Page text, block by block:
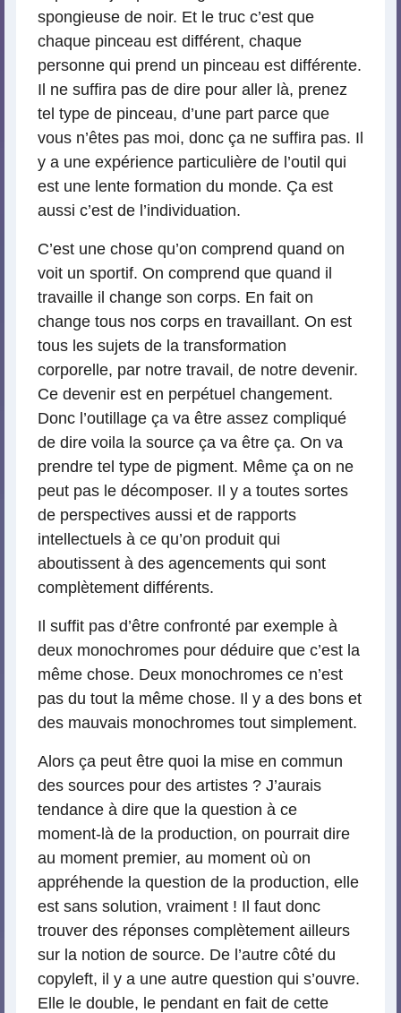
spongieuse de noir. Et le truc c’est que
chaque pinceau est différent, chaque
personne qui prend un pinceau est différente.
Il ne suffira pas de dire pour aller là, prenez
tel type de pinceau, d’une part parce que
vous n’êtes pas moi, donc ça ne suffira pas. Il
y a une expérience particulière de l’outil qui
est une lente formation du monde. Ça est
aussi c’est de l’individuation.
C’est une chose qu’on comprend quand on
voit un sportif. On comprend que quand il
travaille il change son corps. En fait on
change tous nos corps en travaillant. On est
tous les sujets de la transformation
corporelle, par notre travail, de notre devenir.
Ce devenir est en perpétuel changement.
Donc l’outillage ça va être assez compliqué
de dire voila la source ça va être ça. On va
prendre tel type de pigment. Même ça on ne
peut pas le décomposer. Il y a toutes sortes
de perspectives aussi et de rapports
intellectuels à ce qu’on produit qui
aboutissent à des agencements qui sont
complètement différents.
Il suffit pas d’être confronté par exemple à
deux monochromes pour déduire que c’est la
même chose. Deux monochromes ce n’est
pas du tout la même chose. Il y a des bons et
des mauvais monochromes tout simplement.
Alors ça peut être quoi la mise en commun
des sources pour des artistes ? J’aurais
tendance à dire que la question à ce
moment-là de la production, on pourrait dire
au moment premier, au moment où on
appréhende la question de la production, elle
est sans solution, vraiment ! Il faut donc
trouver des réponses complètement ailleurs
sur la notion de source. De l’autre côté du
copyleft, il y a une autre question qui s’ouvre.
Elle le double, le pendant en fait de cette